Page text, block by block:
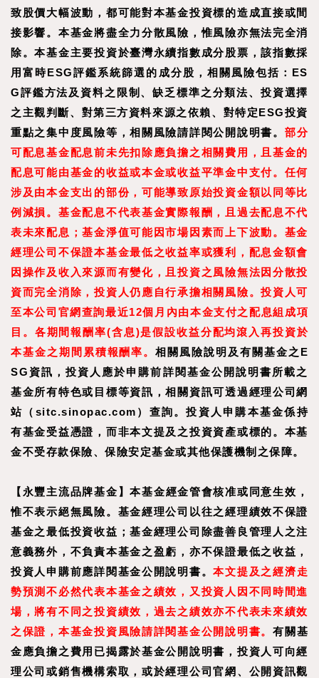
致股價大幅波動，都可能對本基金投資標的造成直接或間
接影響。本基金將盡全力分散風險，惟風險亦無法完全消
除。本基金主要投資於臺灣永續指數成分股票，該指數採
用富時ESG評鑑系統篩選的成分股，相關風險包括：ES
G評鑑方法及資料之限制、缺乏標準之分類法、投資選擇
之主觀判斷、對第三方資料來源之依賴、對特定ESG投資
重點之集中度風險等，相關風險請詳閱公開說明書。 部分
可配息基金配息前未先扣除應負擔之相關費用，且基金的
配息可能由基金的收益或本金或收益平準金中支付。任何
涉及由本金支出的部份，可能導致原始投資金額以同等比
例減損。基金配息不代表基金實際報酬，且過去配息不代
表未來配息；基金淨值可能因市場因素而上下波動。基金
經理公司不保證本基金最低之收益率或獲利，配息金額會
因操作及收入來源而有變化，且投資之風險無法因分散投
資而完全消除，投資人仍應自行承擔相關風險。投資人可
至本公司官網查詢最近12個月內由本金支付之配息組成項
目。 各期間報酬率(含息)是假設收益分配均滾入再投資於
本基金之期間累積報酬率。相關風險說明及有關基金之E
SG資訊，投資人應於申購前詳閱基金公開說明書所載之
基金所有特色或目標等資訊，相關資訊可透過經理公司網
站（sitc.sinopac.com）查詢。投資人申購本基金係持
有基金受益憑證，而非本文提及之投資資產或標的。本基
金不受存款保險、保險安定基金或其他保護機制之保障。
【永豐主流品牌基金 】本基金經金管會核准或同意生效，
惟不表示絕無風險。基金經理公司以往之經理績效不保證
基金之最低投資收益；基金經理公司除盡善良管理人之注
意義務外，不負責本基金之盈虧，亦不保證最低之收益，
投資人申購前應詳閱基金公開說明書。本文提及之經濟走
勢預測不必然代表本基金之績效，又投資人因不同時間進
場，將有不同之投資績效，過去之績效亦不代表未來績效
之保證，本基金投資風險請詳閱基金公開說明書。有關基
金應負擔之費用已揭露於基金公開說明書，投資人可向經
理公司或銷售機構索取，或於經理公司官網、公開資訊觀